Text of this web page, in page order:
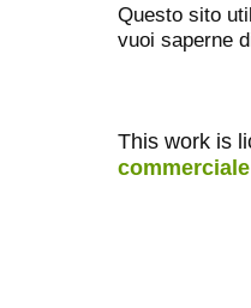
Questo sito
vuoi saperne
This work is